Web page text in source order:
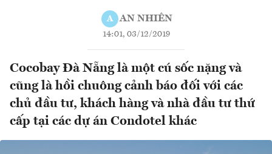
A AN NHIÊN
14:01, 03/12/2019
Cocobay Đà Nẵng là một cú sốc nặng và
cũng là hồi chuông cảnh báo đối với các
chủ đầu tư, khách hàng và nhà đầu tư thứ
cấp tại các dự án Condotel khác